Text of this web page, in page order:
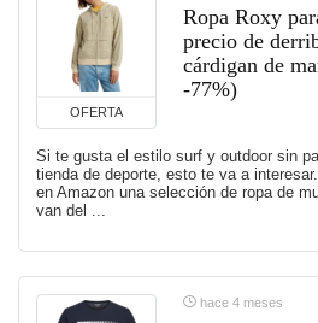
OFERTA
Ropa Roxy
precio de
cárdigan de
-77%)
Si te gusta el estilo surf y outdoor sin
tienda de deporte, esto te va a
en Amazon una selección de ropa de
van del ...
hace 4 meses